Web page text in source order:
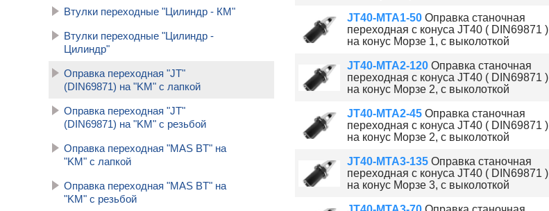
Втулки переходные "Цилиндр - КМ"
Втулки переходные "Цилиндр -
Цилиндр"
Оправка переходная "JT"
(DIN69871) на "KM" с лапкой
Оправка переходная "JT"
(DIN69871) на "KM" с резьбой
Оправка переходная "MAS BT" на
"KM" с лапкой
Оправка переходная "MAS BT" на
"KM" с резьбой
JT40-MTA1-50 Оправка станочная
переходная с конуса JT40 ( DIN69871 )
на конус Морзе 1, с выколоткой
JT40-MTA2-120 Оправка станочная
переходная с конуса JT40 ( DIN69871 )
на конус Морзе 2, с выколоткой
JT40-MTA2-45 Оправка станочная
переходная с конуса JT40 ( DIN69871 )
на конус Морзе 2, с выколоткой
JT40-MTA3-135 Оправка станочная
переходная с конуса JT40 ( DIN69871 )
на конус Морзе 3, с выколоткой